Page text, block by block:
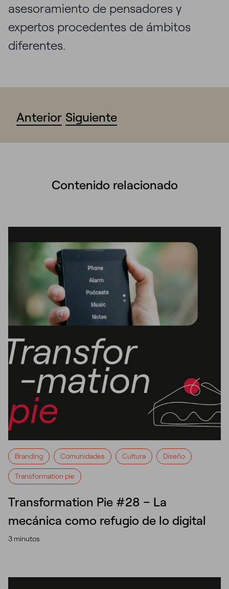
asesoramiento de pensadores y
expertos procedentes de ámbitos
diferentes.
Anterior Siguiente
Contenido relacionado
Branding Comunidades Cultura Diseño
Transformation pie
Transformation Pie #28 – La
mecánica como refugio de lo digital
3 minutos